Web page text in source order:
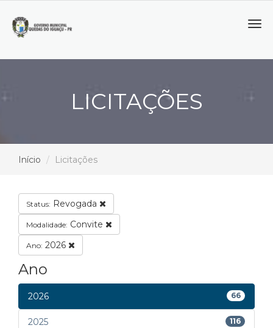
LICITAÇÕES
Início Licitações
Status: Revogada
Modalidade: Convite
Ano: 2026
Ano
2026 66
2025 116